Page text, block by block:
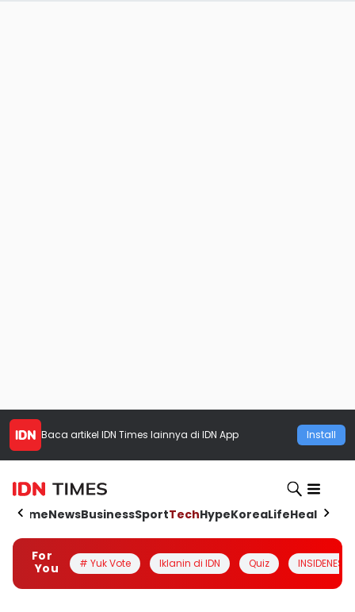
Baca artikel IDN Times lainnya di IDN App Install
HomeNewsBusinessSportTechHypeKoreaLifeHealth
For
You
# Yuk Vote Iklanin di IDN Quiz INSIDENESIA